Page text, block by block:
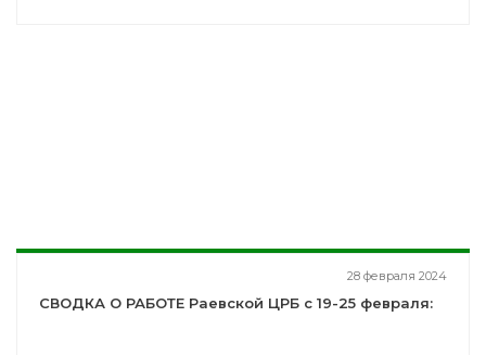
28 февраля 2024
СВОДКА О РАБОТЕ Раевской ЦРБ с 19-25 февраля: